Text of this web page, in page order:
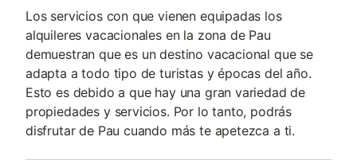
Los servicios con que vienen equipadas los
alquileres vacacionales en la zona de Pau
demuestran que es un destino vacacional que se
adapta a todo tipo de turistas y épocas del año.
Esto es debido a que hay una gran variedad de
propiedades y servicios. Por lo tanto, podrás
disfrutar de Pau cuando más te apetezca a ti.